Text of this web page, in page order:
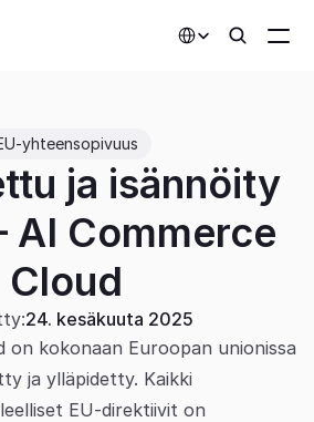
yhteensopivuus
ja isännöity
AI Commerce
Cloud
24. kesäkuuta 2025
on kokonaan Euroopan unionissa
ja ylläpidetty. Kaikki
EU-direktiivit on